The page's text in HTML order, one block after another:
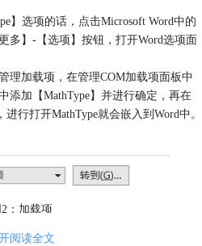
】选项的话，点击Microsoft Word中的
多】-【选项】按钮，打开Word选项面
理加载项，在管理COM加载项面板中
添加【MathType】并进行确定，再在
行打开MathType就会嵌入到Word中。
2：加载项
阅读全文